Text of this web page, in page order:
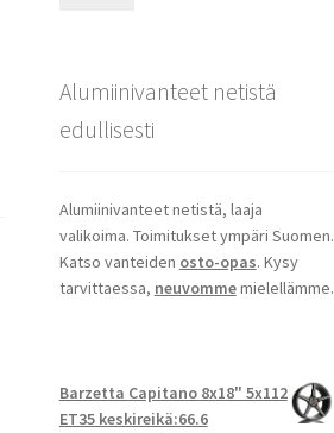
Alumiinivanteet netistä
edullisesti
Alumiinivanteet netistä, laaja
valikoima. Toimitukset ympäri Suomen.
Katso vanteiden osto-opas. Kysy
tarvittaessa, neuvommemielellämme.
Barzetta Capitano 8x18" 5x112
ET35 keskireikä:66.6